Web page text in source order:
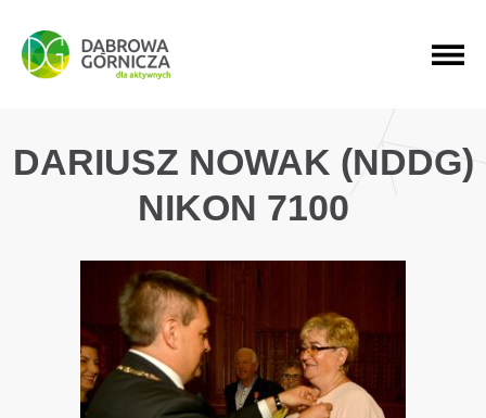
PRZEJDŹ DO MENU GŁÓWNEGO
PRZEJDŹ DO WYSZUKIWARKI
PRZEJDŹ DO TREŚCI
DARIUSZ NOWAK (NDDG)
NIKON 7100